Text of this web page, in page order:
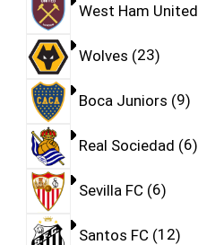
West Ham United
Wolves 23
Boca Juniors 9
Real Sociedad 6
Sevilla FC 6
Santos FC 12